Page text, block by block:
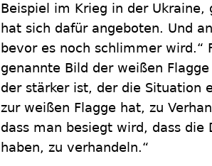
Beispiel im Krieg in der
hat sich dafür angeboten. Und
bevor es noch schlimmer wird.“
genannte Bild der weißen
der stärker ist, der die Situation
zur weißen Flagge hat, zu
dass man besiegt wird, dass
haben, zu verhandeln.“